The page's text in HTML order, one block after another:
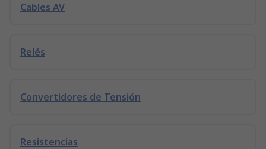
Cables AV
Relés
Convertidores de Tensión
Resistencias